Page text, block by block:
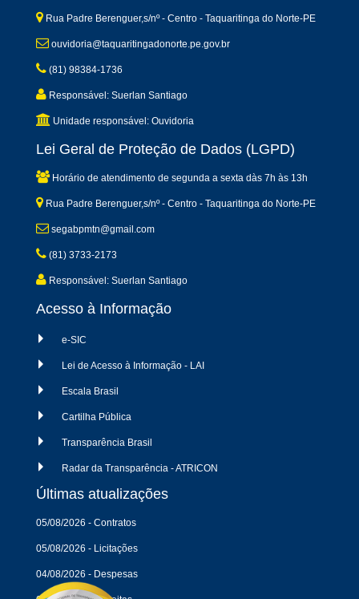
Rua Padre Berenguer,s/nº - Centro - Taquaritinga do Norte-PE
ouvidoria@taquaritingadonorte.pe.gov.br
(81) 98384-1736
Responsável: Suerlan Santiago
Unidade responsável: Ouvidoria
Lei Geral de Proteção de Dados (LGPD)
Horário de atendimento de segunda a sexta dàs 7h às 13h
Rua Padre Berenguer,s/nº - Centro - Taquaritinga do Norte-PE
segabpmtn@gmail.com
(81) 3733-2173
Responsável: Suerlan Santiago
Acesso à Informação
e-SIC
Lei de Acesso à Informação - LAI
Escala Brasil
Cartilha Pública
Transparência Brasil
Radar da Transparência - ATRICON
Últimas atualizações
05/08/2026 - Contratos
05/08/2026 - Licitações
04/08/2026 - Despesas